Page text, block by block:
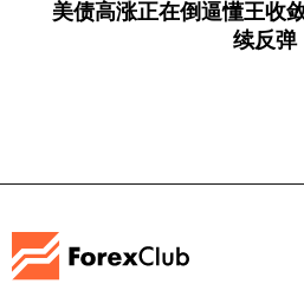
美债高涨正在倒逼懂王收
续反弹